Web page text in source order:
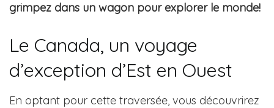
grimpez dans un wagon pour explorer le monde!
Le Canada, un voyage
d’exception d’Est en Ouest
En optant pour cette traversée, vous découvrirez